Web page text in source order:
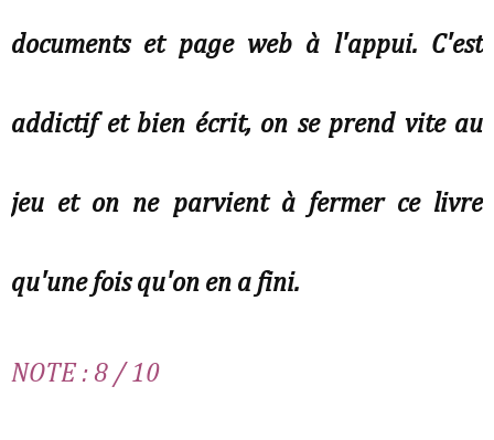
documents et page web à l'appui. C'est
addictif et bien écrit, on se prend vite au
jeu et on ne parvient à fermer ce livre
qu'une fois qu'on en a fini.
NOTE : 8 / 10